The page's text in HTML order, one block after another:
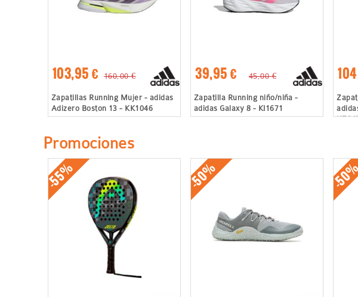
103,95 € 160,00 €
Zapatillas Running Mujer - adidas
Adizero Boston 13 - KK1046
39,95 € 45,00 €
Zapatilla Running niño/niña -
adidas Galaxy 8 - KI1671
Promociones
-55% -50% -